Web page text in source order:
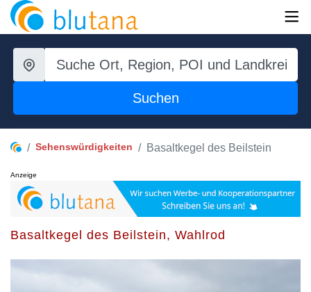
Suchen
Sehenswürdigkeiten Basaltkegel des Beilstein
Anzeige
Basaltkegel des Beilstein, Wahlrod